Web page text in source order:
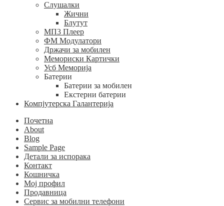
Слушалки
Жични
Блутут
МП3 Плеер
ФМ Модулатори
Држачи за мобилен
Мемориски Картички
Усб Меморија
Батерии
Батерии за мобилен
Екстерни батерии
Компјутерска Галантерија
Почетна
About
Blog
Sample Page
Детали за испорака
Контакт
Кошничка
Мој профил
Продавница
Сервис за мобилни телефони